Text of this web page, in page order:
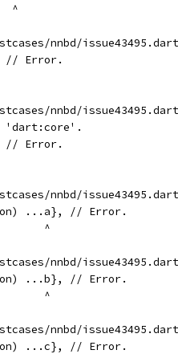
^
nnbd/
Error.
nnbd/
'dart:core'.
Error.
nnbd/
...a}, // Error.
^
nnbd/
...b}, // Error.
^
nnbd/
...c}, // Error.